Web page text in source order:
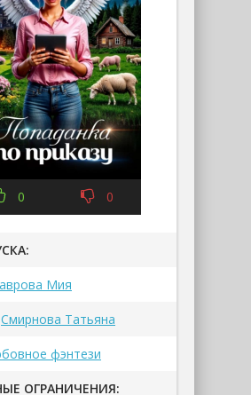
0 0
Мия
Смирнова Татьяна
фэнтези
ОГРАНИЧЕНИЯ: